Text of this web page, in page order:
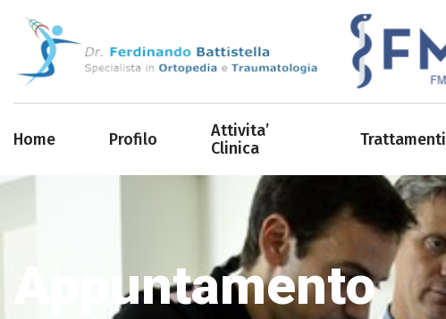
Home Profilo
Attivita’
Clinica
Trattamenti
Appuntamento